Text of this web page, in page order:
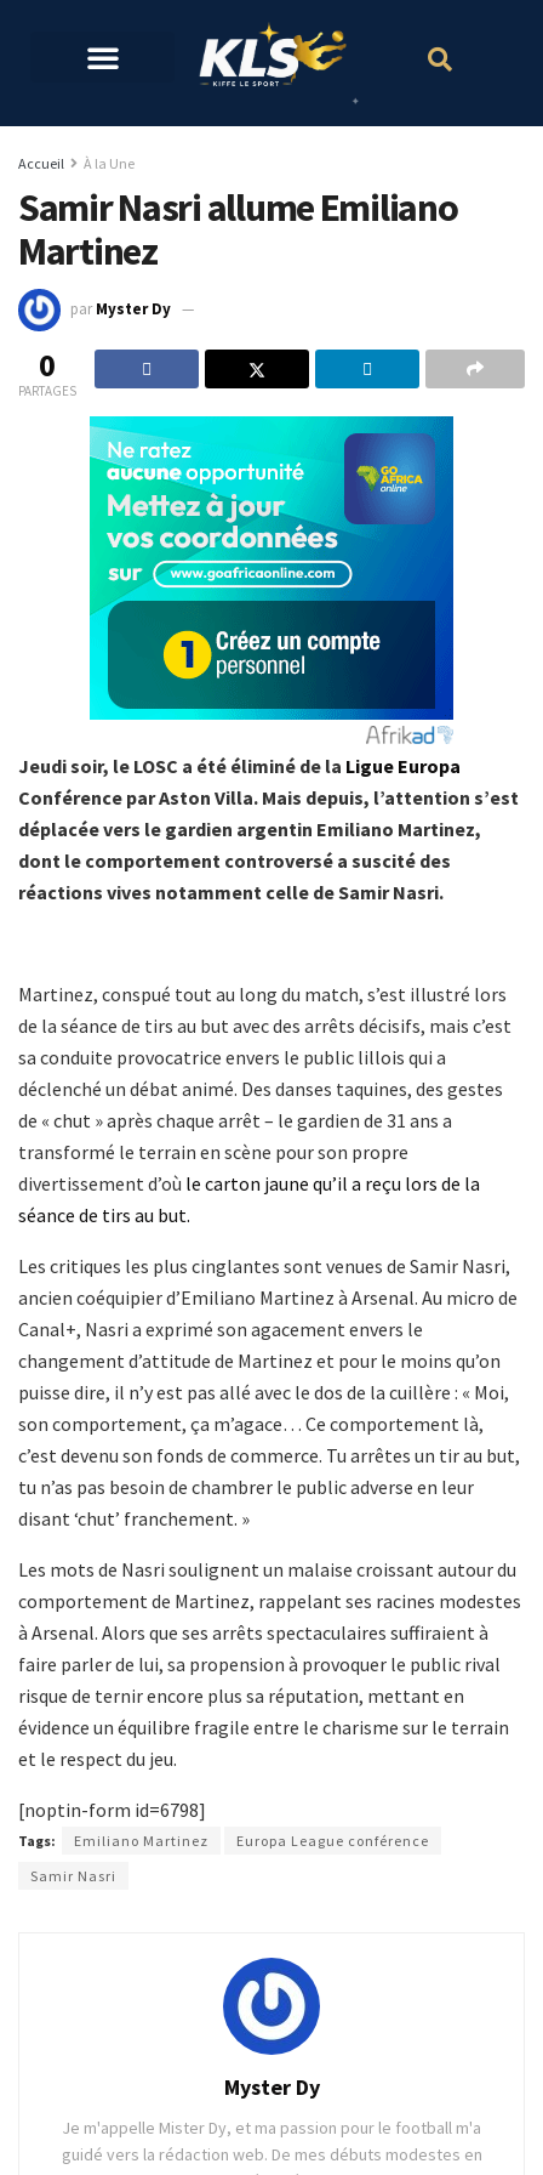
Accueil À la Une
Samir Nasri allume Emiliano
Martinez
par Myster Dy
0
PARTAGES
Jeudi soir, le LOSC a été éliminé de la Ligue Europa
Conférence par Aston Villa. Mais depuis, l’attention s’est
déplacée vers le gardien argentin Emiliano Martinez,
dont le comportement controversé a suscité des
réactions vives notamment celle de Samir Nasri.
Martinez, conspué tout au long du match, s’est illustré lors
de la séance de tirs au but avec des arrêts décisifs, mais c’est
sa conduite provocatrice envers le public lillois qui a
déclenché un débat animé. Des danses taquines, des gestes
de « chut » après chaque arrêt – le gardien de 31 ans a
transformé le terrain en scène pour son propre
divertissement d’où le carton jaune qu’il a reçu lors de la
séance de tirs au but.
Les critiques les plus cinglantes sont venues de Samir Nasri,
ancien coéquipier d’Emiliano Martinez à Arsenal. Au micro de
Canal+, Nasri a exprimé son agacement envers le
changement d’attitude de Martinez et pour le moins qu’on
puisse dire, il n’y est pas allé avec le dos de la cuillère : « Moi,
son comportement, ça m’agace… Ce comportement là,
c’est devenu son fonds de commerce. Tu arrêtes un tir au but,
tu n’as pas besoin de chambrer le public adverse en leur
disant ‘chut’ franchement. »
Les mots de Nasri soulignent un malaise croissant autour du
comportement de Martinez, rappelant ses racines modestes
à Arsenal. Alors que ses arrêts spectaculaires suffiraient à
faire parler de lui, sa propension à provoquer le public rival
risque de ternir encore plus sa réputation, mettant en
évidence un équilibre fragile entre le charisme sur le terrain
et le respect du jeu.
[noptin-form id=6798]
Tags: Emiliano Martinez
Europa League conférence
Samir Nasri
Myster Dy
Je m'appelle Mister Dy, et ma passion pour le football m'a
guidé vers la rédaction web. De mes débuts modestes en